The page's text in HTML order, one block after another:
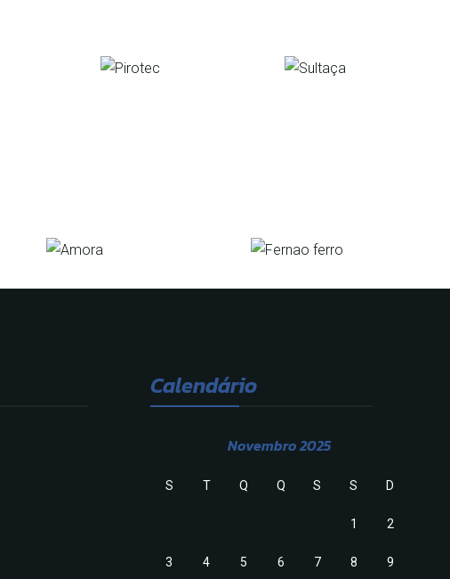
Calendário
Novembro 2025
S T Q Q S S D
1 2
3 4 5 6 7 8 9